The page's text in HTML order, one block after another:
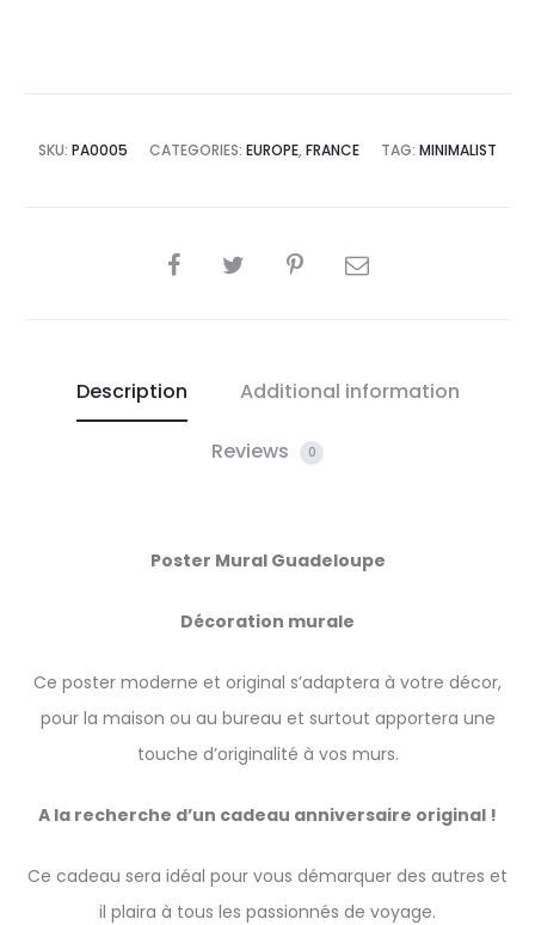
SKU: PA0005 CATEGORIES: EUROPE, FRANCE TAG: MINIMALIST
SHARE
Description Additional information
Reviews 0
Poster Mural Guadeloupe
Décoration murale
Ce poster moderne et original s’adaptera à votre décor,
pour la maison ou au bureau et surtout apportera une
touche d’originalité à vos murs.
A la recherche d’un cadeau anniversaire original !
Ce cadeau sera idéal pour vous démarquer des autres et
il plaira à tous les passionnés de voyage.